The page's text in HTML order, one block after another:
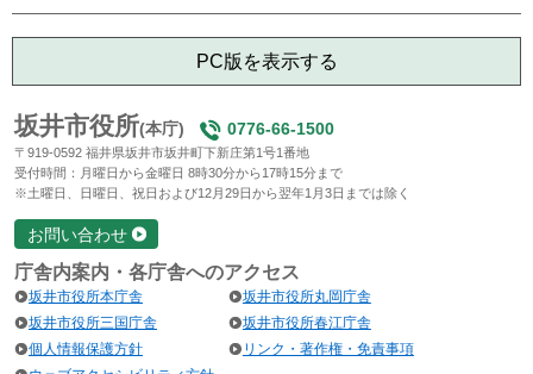
PC版を表示する
坂井市役所(本庁) 0776-66-1500
〒919-0592 福井県坂井市坂井町下新庄第1号1番地
受付時間：月曜日から金曜日 8時30分から17時15分まで
※土曜日、日曜日、祝日および12月29日から翌年1月3日までは除く
お問い合わせ
庁舎内案内・各庁舎へのアクセス
坂井市役所本庁舎
坂井市役所丸岡庁舎
坂井市役所三国庁舎
坂井市役所春江庁舎
個人情報保護方針
リンク・著作権・免責事項